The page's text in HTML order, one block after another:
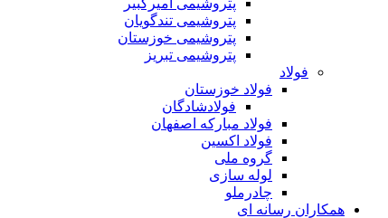
پتروشیمی امیرکبیر
پتروشیمی تندگویان
پتروشیمی خوزستان
پتروشیمی تبریز
فولاد
فولاد خوزستان
فولادشادگان
فولاد مبارکه اصفهان
فولاد اکسین
گروه ملی
لوله سازی
چادرملو
همکاران رسانه ای